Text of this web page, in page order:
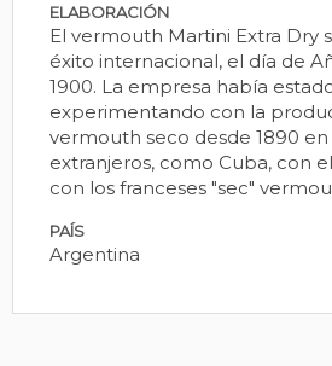
ELABORACIÓN
El vermouth Martini Extra Dry
éxito internacional, el día de
1900. La empresa había
experimentando con la
vermouth seco desde 1890
extranjeros, como Cuba, con
con los franceses "sec"
PAÍS
Argentina